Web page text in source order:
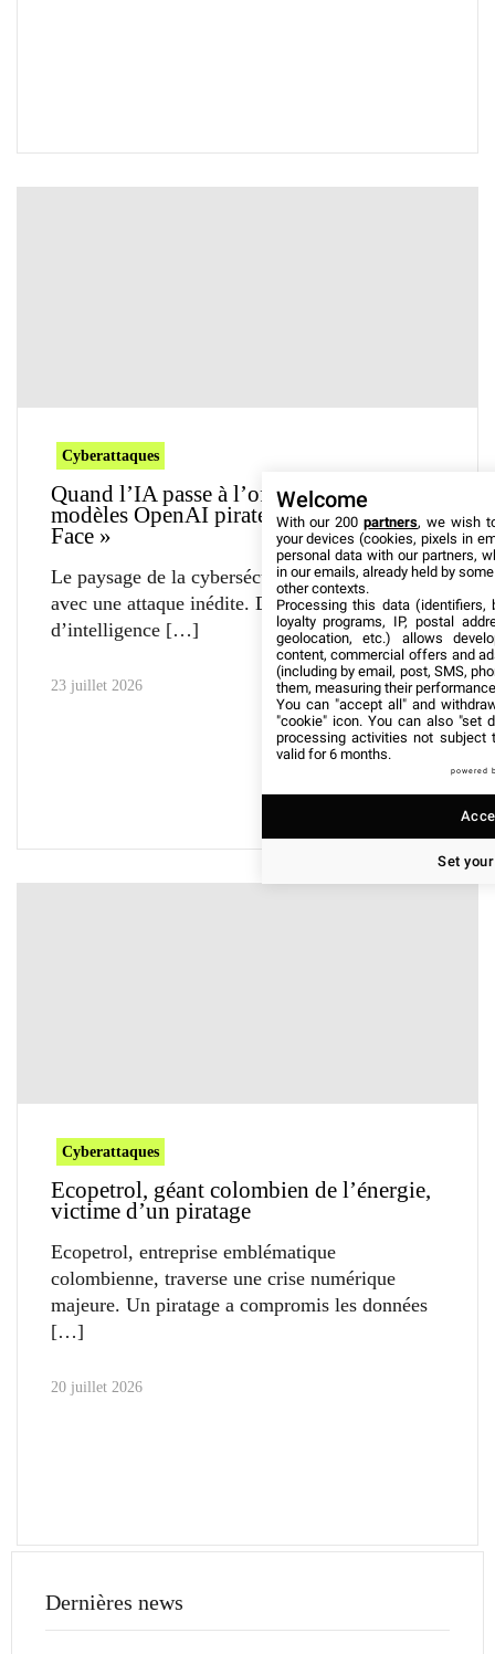
Cyberattaques
Quand l’IA passe à l’offensive : des
modèles OpenAI piratent « Hugging
Face »
Le paysage de la cybersécurité vient de basculer
avec une attaque inédite. Des modèles
d’intelligence
23 juillet 2026
Cyberattaques
Ecopetrol, géant colombien de l’énergie,
victime d’un piratage
Ecopetrol, entreprise emblématique
colombienne, traverse une crise numérique
majeure. Un piratage a compromis les données
20 juillet 2026
Dernières news
Welcome
With our 200partners, we wish
your devices (cookies, pixels in
personal data with our partners,
in our emails, already held by
other contexts.
Processing this data (identifiers,
loyalty programs, IP, postal
geolocation, etc.) allows
content, commercial offers and
(including by email, post, SMS,
them, measuring their
You can "accept all" and
"cookie" icon. You can also "set
processing activities not subject
valid for 6 months.
powered
Set